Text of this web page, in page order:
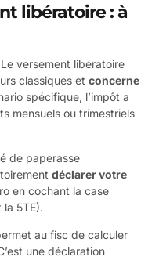
libératoire : à
versement libératoire
classiques et concerne
spécifique, l’impôt a
mensuels ou trimestriels
de paperasse
déclarer votre
en cochant la case
5TE).
au fisc de calculer
une déclaration